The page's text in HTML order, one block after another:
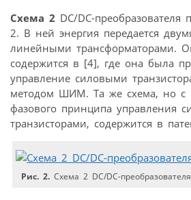
Схема 2 DC/DC-
2. В ней энергия передается
линейными трансформаторами.
содержится в [4], где она была
управление силовыми
методом ШИМ. Та же схема, но с
фазового принципа управления
транзисторами, содержится в
Рис. 2. Схема 2 DC/DC-преобразователя